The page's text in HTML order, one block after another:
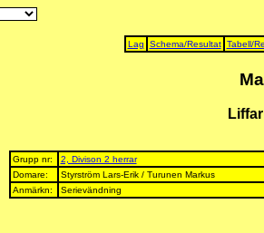
Lag Schema/Resultat Tabell/
Grupp nr:
2, Divison 2 herrar
Domare:
Styrström Lars-Erik / Turunen Markus
Anmärkn:
Serievändning